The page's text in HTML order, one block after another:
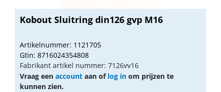
Kobout Sluitring din126 gvp M16
Artikelnummer: 1121705
Gtin: 8716024354808
Fabrikant artikel nummer: 7126vv16
Vraag een account aan of log in om prijzen te
kunnen zien.